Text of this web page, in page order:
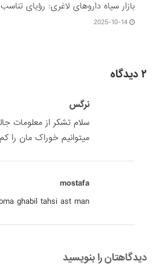
بازار سیاه داروهای لاغری: رؤیای
2025-10-14
۲ دیدگاه
نرگس
سلام تشکر از معلومات
میتوانیم خوراک مان را
mostafa
ghabil tahsi ast man
دیدگاهتان را بنویسید